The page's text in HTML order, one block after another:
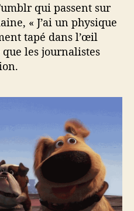
qui passent sur
« J’ai un physique
tapé dans l’œil
les journalistes